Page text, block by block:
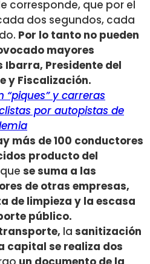
corresponde, que por el
dos segundos, cada
Por lo tanto no pueden
mayores
Ibarra, Presidente del
y Fiscalización.
“piques” y carreras
por autopistas de
más de 100 conductores
producto del
se suma a las
de otras empresas,
de limpieza y la escasa
público.
la sanitización
capital se realiza dos